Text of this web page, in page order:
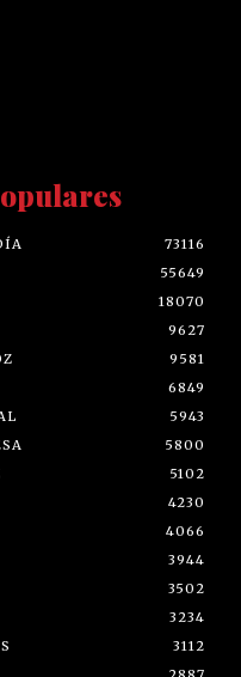
73116
55649
18070
9627
9581
6849
5943
5800
5102
4230
4066
3944
3502
3234
3112